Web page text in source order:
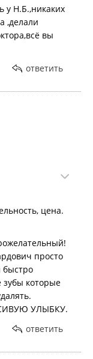
у Н.Б.,никаких
,делали
вы
ответить
цена.
просто
быстро
зубы которые
УЛЫБКУ.
ответить